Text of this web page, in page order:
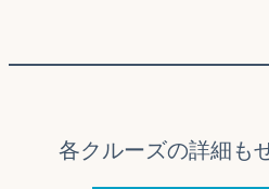
各クルーズの詳細も